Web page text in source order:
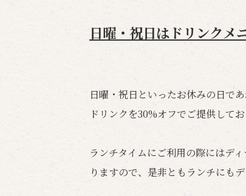
日曜・祝日はドリンク
日曜・祝日といったお休みの日で
ドリンクを30%オフでご提供して
ランチタイムにご利用の際にはデ
りますので、是非ともランチにも